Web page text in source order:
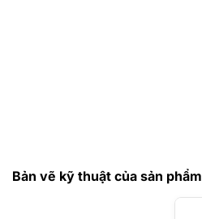
Bản vẽ kỹ thuật của sản phẩm